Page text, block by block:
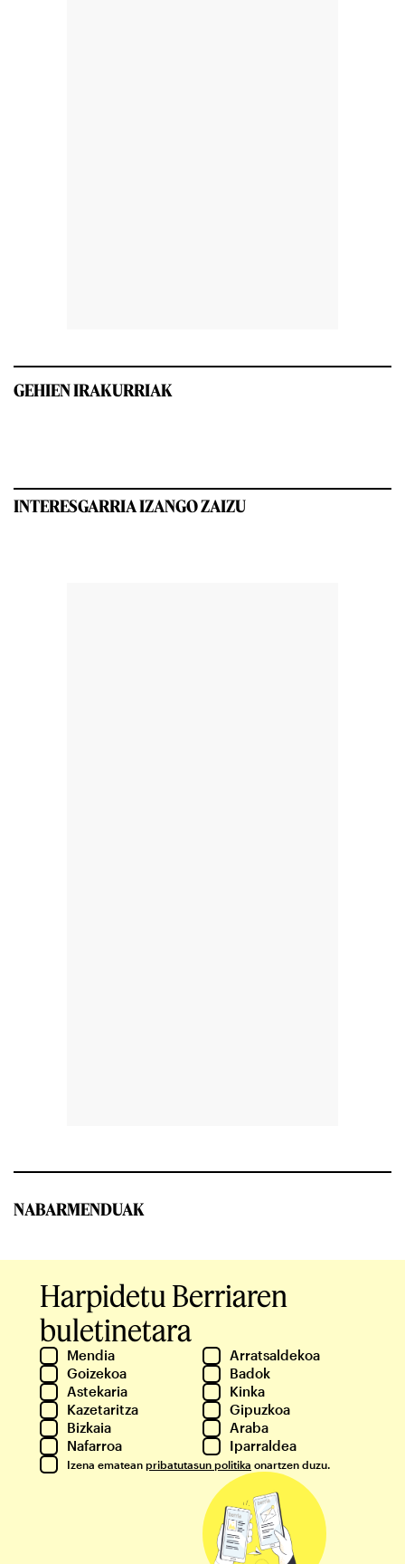
GEHIEN IRAKURRIAK
INTERESGARRIA IZANGO ZAIZU
NABARMENDUAK
Harpidetu Berriaren
buletinetara
Mendia
Arratsaldekoa
Goizekoa
Badok
Astekaria
Kinka
Kazetaritza
Gipuzkoa
Bizkaia
Araba
Nafarroa
Iparraldea
Izena ematean pribatutasun politika onartzen duzu.